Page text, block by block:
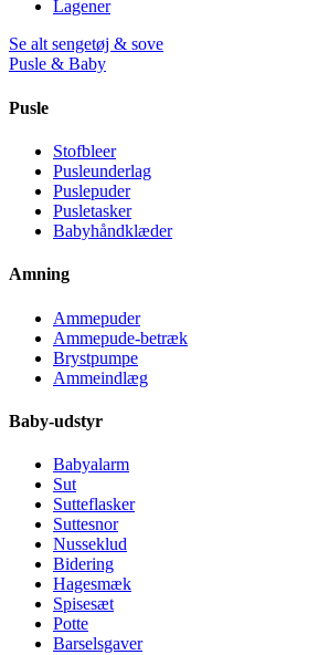
Lagener
Se alt sengetøj & sove
Pusle & Baby
Pusle
Stofbleer
Pusleunderlag
Puslepuder
Pusletasker
Babyhåndklæder
Amning
Ammepuder
Ammepude-betræk
Brystpumpe
Ammeindlæg
Baby-udstyr
Babyalarm
Sut
Sutteflasker
Suttesnor
Nusseklud
Bidering
Hagesmæk
Spisesæt
Potte
Barselsgaver